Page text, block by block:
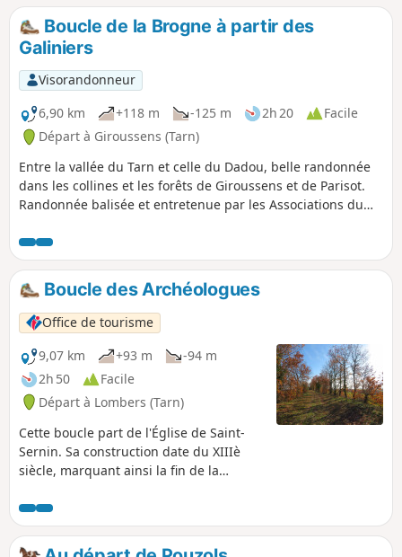
Boucle de la Brogne à partir des
Galiniers
Visorandonneur
6,90 km
+118 m -125 m 2h 20
Facile
Départ à Giroussens (Tarn)
Entre la vallée du Tarn et celle du Dadou, belle randonnée
dans les collines et les forêts de Giroussens et de Parisot.
Randonnée balisée et entretenue par les Associations du
découverte) et de Parisot. Paysages divers : sous-bois,
forêts, champs, cultures, vignes. Même diversité au niveau
des sentiers et chemins : cailloux, terre et herbe.
Boucle des Archéologues
Office de tourisme
9,07 km
+93 m
-94 m
2h 50
Facile
Départ à Lombers (Tarn)
Cette boucle part de l'Église de Saint-
Sernin. Sa construction date du XIIIè
siècle, marquant ainsi la fin de la
La boucle continue afin de rejoindre le
bord du ruisseau d'Agros et ses anciens
moulins de Racco et de Vitrac. Entre